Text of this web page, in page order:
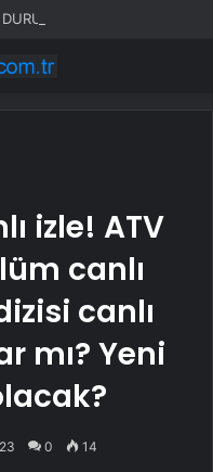
izle! ATV
canlı
canlı
mı? Yeni
0 14